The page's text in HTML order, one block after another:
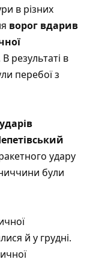
в різних
ворог вдарив
В результаті в
перебої з
удару
були
й у грудні.